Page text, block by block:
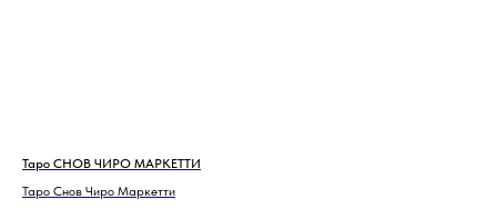
Таро СНОВ ЧИРО МАРКЕТТИ
Таро Снов Чиро Маркетти